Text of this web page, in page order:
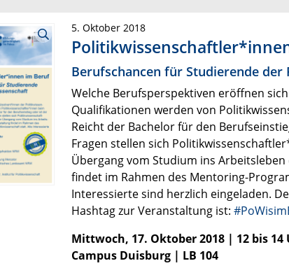
5. Oktober 2018
Berufschancen für Studierende
Welche Berufsperspektiven eröffnen
Qualifikationen werden von
Reicht der Bachelor für den
Fragen stellen sich
Übergang vom Studium ins
findet im Rahmen des Mentoring-
Interessierte sind herzlich eingeladen.
Hashtag zur Veranstaltung ist:
Mittwoch, 17. Oktober 2018 | 12 bis 14
Campus Duisburg | LB 104